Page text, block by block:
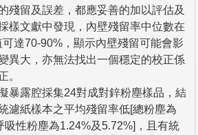
殘留及誤差，都應妥善的加以評估及
樣文獻中發現，內壁殘留率中位數在
達70-90%，顯示內壁殘留可能會影
異大，亦無法找出一個穩定的校正係
。
暴露腔採集24對成對鋅粉塵樣品，結
濾紙樣本之平均殘留率低[總粉塵為
吸性粉塵為1.24%及5.72%]，且有統